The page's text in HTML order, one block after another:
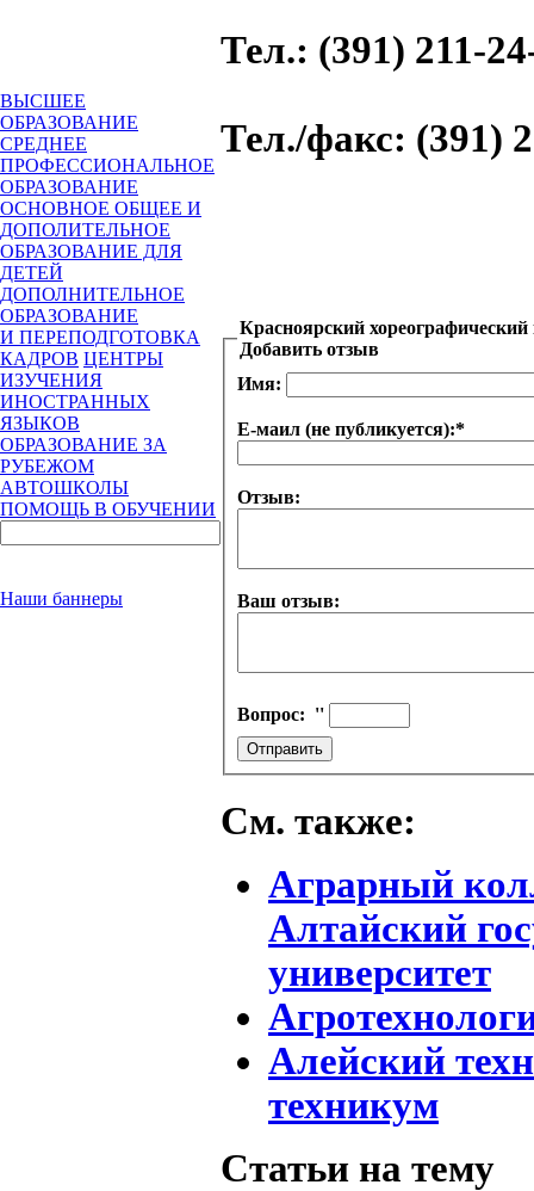
ВЫСШЕЕ
ОБРАЗОВАНИЕ
СРЕДНЕЕ
ПРОФЕССИОНАЛЬНОЕ
ОБРАЗОВАНИЕ
ОСНОВНОЕ ОБЩЕЕ И
ДОПОЛИТЕЛЬНОЕ
ОБРАЗОВАНИЕ ДЛЯ
ДЕТЕЙ
ДОПОЛНИТЕЛЬНОЕ
ОБРАЗОВАНИЕ
И ПЕРЕПОДГОТОВКА
КАДРОВ ЦЕНТРЫ
ИЗУЧЕНИЯ
ИНОСТРАННЫХ
ЯЗЫКОВ
ОБРАЗОВАНИЕ ЗА
РУБЕЖОМ
АВТОШКОЛЫ
ПОМОЩЬ В ОБУЧЕНИИ
Наши баннеры
Тел.: (391) 211-
Тел./факс: (391)
Красноярский
Добавить отзыв
Имя:
Е-маил (не публикуется):*
Отзыв:
Ваш отзыв:
Вопрос: ''
См. также:
Аграрный
Алтайский
университет
Алейский
техникум
Статьи на тему